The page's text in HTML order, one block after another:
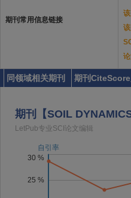
期刊常用信息链接
同领域相关期刊 期刊CiteScore